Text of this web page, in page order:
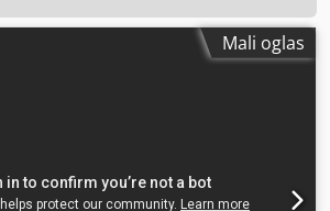
Mali oglas